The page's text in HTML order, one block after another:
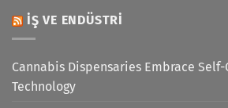
İŞ VE ENDÜSTRI
Cannabis Dispensaries Embrace
Technology